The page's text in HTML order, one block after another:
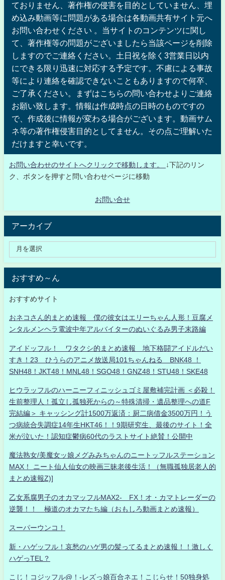
ておりません、著作権の侵害を目的としていません、埋
め込み動画等に問題がある場合は各動画共有サイト元へ
お問い合わせください 。当サイトのコンテンツに関し
て、著作権等の問題がございましたら当該ページを削除
しますのでご連絡ください。土日祝を除く3営業日以内
にできる限り迅速に対応する予定です。不慮による事故
等により連絡を確認できないこともありますので何卒、
ご了承ください。まずはこちらの問い合わせよりご連絡
お願い致します。情報は作成時点の日時のものですの
で、作成後に情報が変わる場合がございます。動画サム
ネ等の著作権侵害目的としてません。その点ご理解いた
だけますと幸いです。
お問い合わせのサイトへクリックで移動します。
↓下記のリン
ク、ボタンを押すと問い合わせページに移動
お問い合せ
アーカイブ
おすすめ～ん
おすすめサイト
おネコさん的まとめ速報 僕の彼女はエリーちゃん人形！豆腐メ
ンタルメンヘラ電波中年アルバイターのぬいぐるみ男子末路編
アイドッフル！ ワタクシ的まとめ速報 地下格闘アイドルだい
すき！23 ひうらのアニメ放送局101ちゃんねる BNK48 ！
SNH48！JKT48！MNL48！SGO48！GNZ48！STU48！SKE48
ヒウラッフルのハーニーフィニッシュゴミ屋敷補完計画 ＜必殺！
生前整理人！孤立し孤独死からの～特殊清掃・遺品整理への道F
完結編＞ キャッシング計1500万返済：厨二病借金3500万円！う
つ病統合失調症14年生HKT46！！9期研究生、最後のサイト！全
米が泣いた！認知症鬱病60代のラストサイト絶賛！公開中
魔法熟女/美魔女ッ娘メグみみちゃんのニートッフルステーション
MAX！ ニート仙人仙女の映画三昧老後生活！（無職孤独居老人的
まとめ速報Z)]
乙女系腐男子のオカマッフルMAX2- FX！オ・カマトレーダーの
逆襲！！ 極道のオカマたち編（おもしろ動画まとめ速報）
スーパーウンコ！
新・ハゲッフル！哀愁のハゲ男の髪ってるまとめ速報！！激しく
ハゲっTEL？
こじ！コジッフル@！-レズっ娘百合ネエ！こじらせ！50独身処